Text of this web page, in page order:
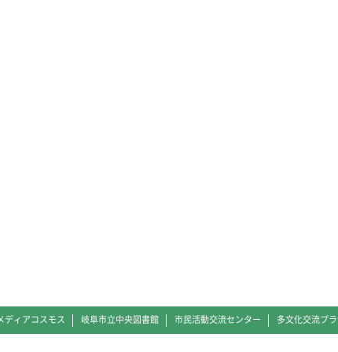
ディアコスモス 岐阜市立中央図書館 市民活動交流センター 多文化交流プ